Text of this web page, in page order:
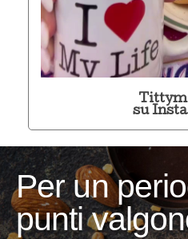
su
Per un
punti